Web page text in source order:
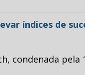
índices de
pela